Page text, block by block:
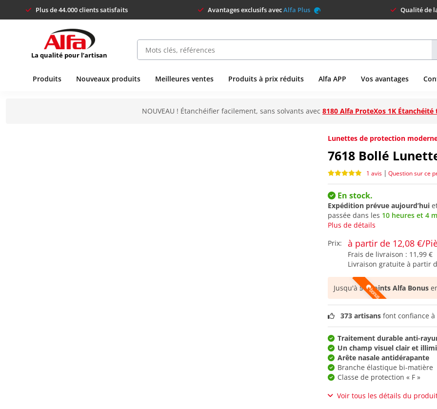
Plus de 44.000 clients satisfaits Avantages exclusifs avecAlfa Plus Qualité de
La qualité pour l’artisan
Produits Nouveaux produits Meilleures ventes Produits à prix réduits Alfa APP Vos avantages
NOUVEAU ! Étanchéifier facilement, sans solvants avec 8180 Alfa ProteXos 1K
Lunettes de protection
7618 Bollé
1 avis | Question sur ce
En stock.
Expédition prévue aujourd’hui
passée dans les 10 heures et 4
Plus de détails
Prix:
à partir de 12,08 €/
Frais de livraison : 11,99 €
Livraison gratuite à partir
Jusqu'à50 points Alfa Bonus
373 artisans font confiance
Traitement durable anti-
Un champ visuel clair et
Arête nasale antidérapante
Branche élastique bi-matière
Classe de protection « F »
Voir tous les détails du